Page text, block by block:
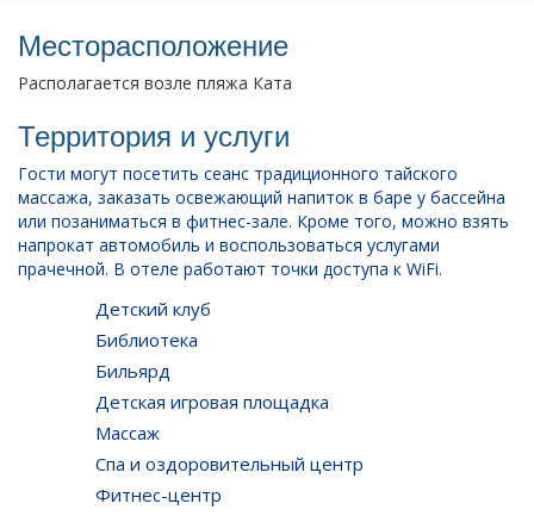
Месторасположение
Располагается возле пляжа Ката
Территория и услуги
Гости могут посетить сеанс традиционного тайского
массажа, заказать освежающий напиток в баре у бассейна
или позаниматься в фитнес-зале. Кроме того, можно взять
напрокат автомобиль и воспользоваться услугами
прачечной. В отеле работают точки доступа к WiFi.
Детский клуб
Библиотека
Бильярд
Детская игровая площадка
Массаж
Спа и оздоровительный центр
Фитнес-центр